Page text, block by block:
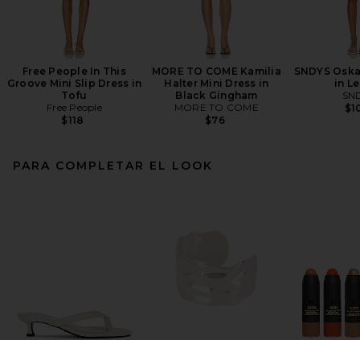
Free People In This
Groove Mini Slip Dress in
Tofu
Free People
$118
MORE TO COME Kamilia
Halter Mini Dress in
Black Gingham
MORE TO COME
$76
SNDYS
in
PARA COMPLETAR EL LOOK